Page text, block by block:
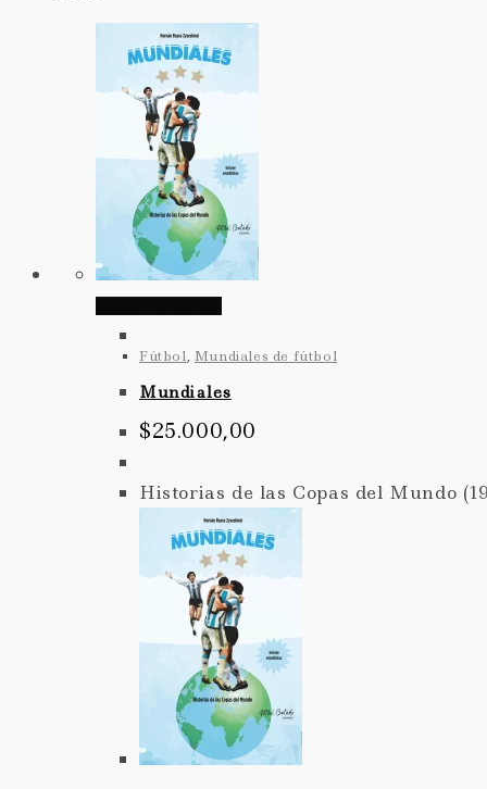
Fútbol, Mundiales de fútbol
Mundiales
$25.000,00
Historias de las Copas del Mundo